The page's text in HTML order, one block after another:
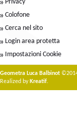
Privacy
Colofone
Cerca nel sito
Login area protetta
Impostazioni Cookie
Geometra Luca Balbinot
Realized by Kreatif.